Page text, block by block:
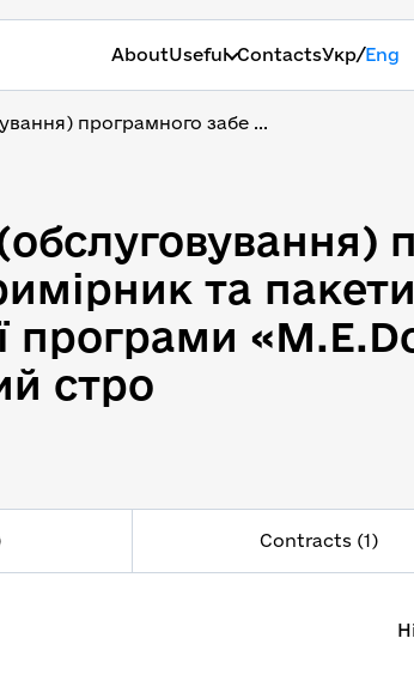
AboutUseful ContactsУкр/Eng
програмного забе ...
та
програми
стро
Contracts (1)